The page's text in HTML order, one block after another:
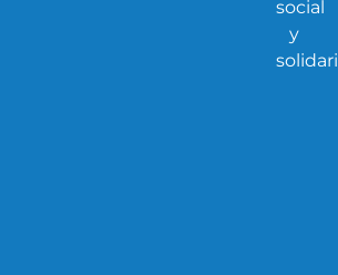
social
y